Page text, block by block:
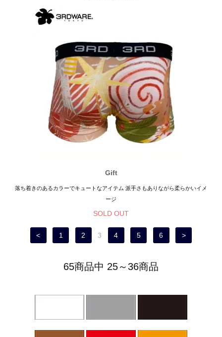
Gift
落ち着きのあるカラーでキュートなアイテム 派手さもありながら柔らかいイメ
ージ
SOLD OUT
< 1 2 3 4 5 6 >
65商品中 25～36商品